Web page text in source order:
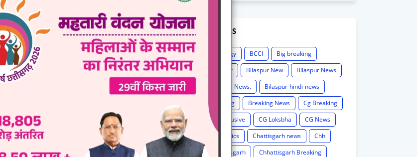
LABELS
Astrology BCCI
Big breaking
Bilaspur
Bilaspur New
Bilaspur News
Bilaspur News.
Bilaspur-hindi-news
Breaking
Breaking News
Cg Breaking
CG exclusive
CG Loksbha
CG News
CG politics
Chattisgarh news
Chh
Chhattisgarh
Chhattisgarh Breaking